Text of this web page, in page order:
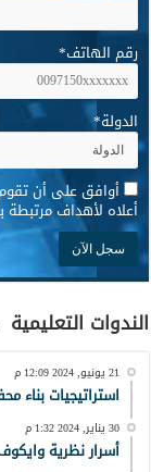
رقم الهاتف*
الدولة*
* أوافق على أن تقوم
أعلاه لأهداف
الندوات التعليمية
21 يونيو, 2024 12:09 م
استراتيجيات بناء
30 يناير, 2024 1:32 م
أسرار نظرية